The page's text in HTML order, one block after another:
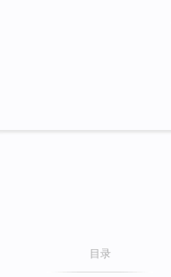
目录